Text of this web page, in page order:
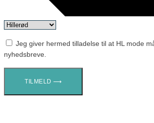
Jeg giver hermed tilladelse til at HL mode
nyhedsbreve.
TILMELD ⟶